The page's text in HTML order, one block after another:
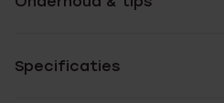
Specificaties